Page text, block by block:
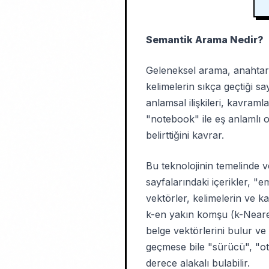
Semantik Arama Nedir?
Geleneksel arama,
kelimelerin sıkça geçtiği
anlamsal ilişkileri,
"notebook" ile eş anlamlı
belirttiğini kavrar.
Bu teknolojinin temelinde
sayfalarındaki içerikler,
vektörler, kelimelerin ve
k-en yakın komşu (k-
belge vektörlerini bulur ve
geçmese bile "sürücü",
derece alakalı bulabilir.